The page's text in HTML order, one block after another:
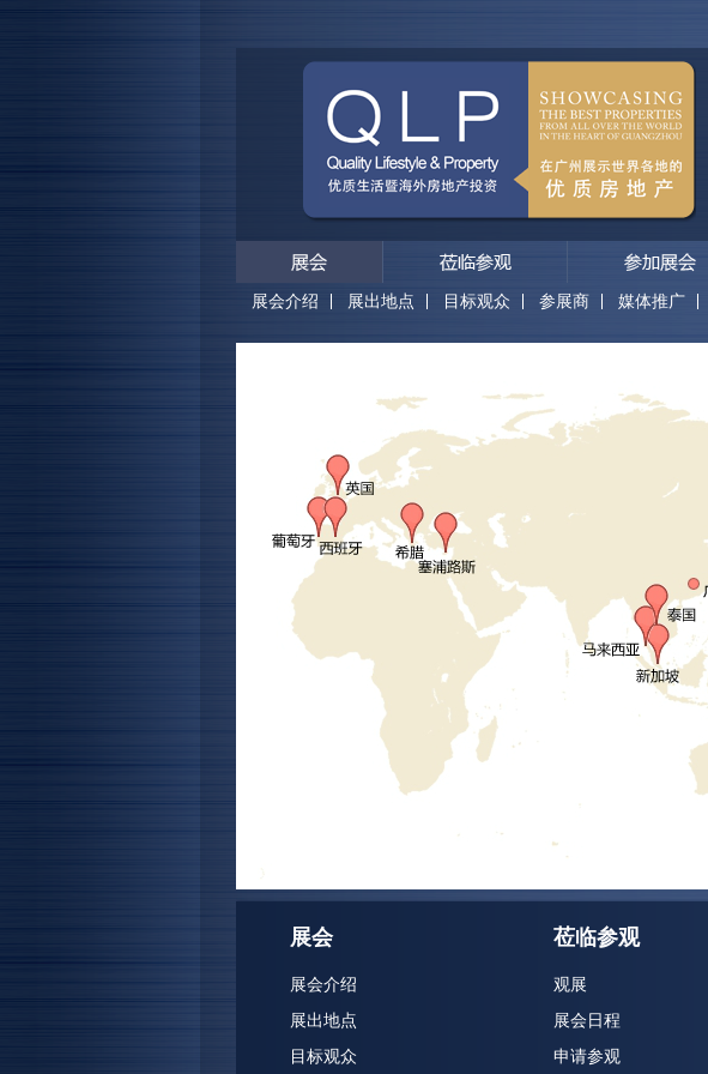
展会介绍 展出地点 目标观众 参展商 媒体推广
展会
展会介绍
展出地点
目标观众
莅临参观
观展
展会日程
申请参观